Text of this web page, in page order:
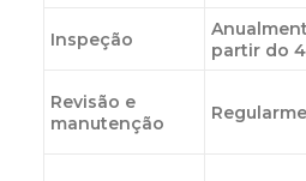
Inspeção
partir do
Revisão e
manutenção